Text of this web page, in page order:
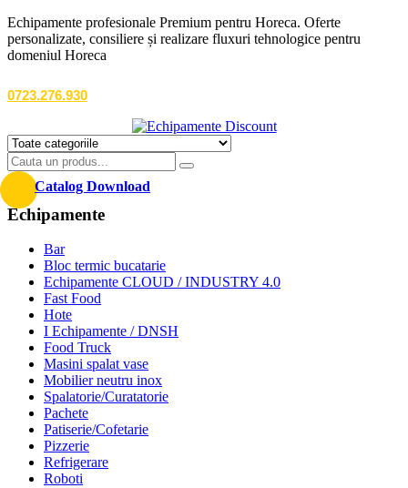
Echipamente profesionale Premium pentru Horeca. Oferte
personalizate, consiliere și realizare fluxuri tehnologice pentru
domeniul Horeca
0723.276.930
Catalog Download
Echipamente
Bar
Bloc termic bucatarie
Echipamente CLOUD / INDUSTRY 4.0
Fast Food
Hote
I Echipamente / DNSH
Food Truck
Masini spalat vase
Mobilier neutru inox
Spalatorie/Curatatorie
Pachete
Patiserie/Cofetarie
Pizzerie
Refrigerare
Roboti